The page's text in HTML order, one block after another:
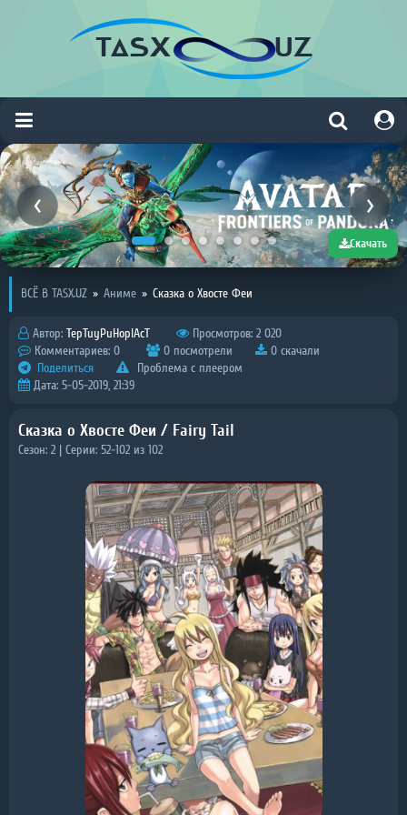
Скачать
ВСЁ В TASX.UZ » Аниме » Сказка о Хвосте Феи
Автор: TepTuyPuHoplAcT
Просмотров: 2 020
Комментариев: 0
0 посмотрели
0 скачали
Поделиться
Проблема с плеером
Дата: 5-05-2019, 21:39
Сказка о Хвосте Феи / Fairy Tail
Сезон: 2 | Серии: 52-102 из 102